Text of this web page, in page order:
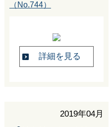
（No.744）
詳細を見る
2019年04月